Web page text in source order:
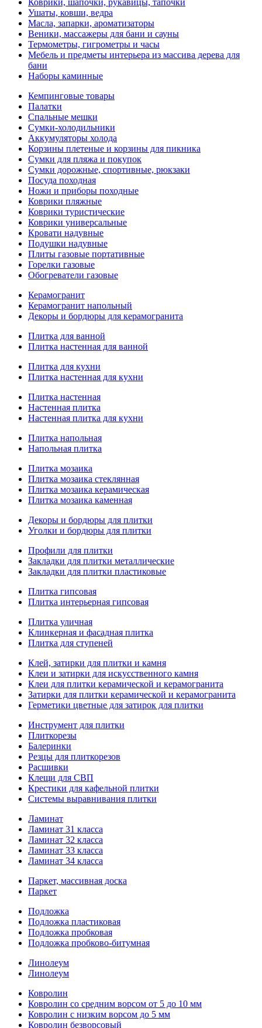
Коврики, шапочки, рукавицы, тапочки
Ушаты, ковши, ведра
Масла, запарки, ароматизаторы
Веники, массажеры для бани и сауны
Термометры, гигрометры и часы
Мебель и предметы интерьера из массива дерева для
бани
Наборы каминные
Кемпинговые товары
Палатки
Спальные мешки
Сумки-холодильники
Аккумуляторы холода
Корзины плетеные и корзины для пикника
Сумки для пляжа и покупок
Сумки дорожные, спортивные, рюкзаки
Посуда походная
Ножи и приборы походные
Коврики пляжные
Коврики туристические
Коврики универсальные
Кровати надувные
Подушки надувные
Плиты газовые портативные
Горелки газовые
Обогреватели газовые
Керамогранит
Керамогранит напольный
Декоры и бордюры для керамогранита
Плитка для ванной
Плитка настенная для ванной
Плитка для кухни
Плитка настенная для кухни
Плитка настенная
Настенная плитка
Настенная плитка для кухни
Плитка напольная
Напольная плитка
Плитка мозаика
Плитка мозаика стеклянная
Плитка мозаика керамическая
Плитка мозаика каменная
Декоры и бордюры для плитки
Уголки и бордюры для плитки
Профили для плитки
Закладки для плитки металлические
Закладки для плитки пластиковые
Плитка гипсовая
Плитка интерьерная гипсовая
Плитка уличная
Клинкерная и фасадная плитка
Плитка для ступеней
Клей, затирки для плитки и камня
Клеи и затирки для искусственного камня
Клеи для плитки керамической и керамогранита
Затирки для плитки керамической и керамогранита
Герметики цветные для затирок для плитки
Инструмент для плитки
Плиткорезы
Балеринки
Резцы для плиткорезов
Расшивки
Клещи для СВП
Крестики для кафельной плитки
Системы выравнивания плитки
Ламинат
Ламинат 31 класса
Ламинат 32 класса
Ламинат 33 класса
Ламинат 34 класса
Паркет, массивная доска
Паркет
Подложка
Подложка пластиковая
Подложка пробковая
Подложка пробково-битумная
Линолеум
Линолеум
Ковролин
Ковролин со средним ворсом от 5 до 10 мм
Ковролин с низким ворсом до 5 мм
Ковролин безворсовый